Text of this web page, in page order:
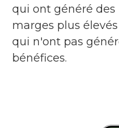
qui ont généré des
marges plus
qui n'ont pas
bénéfices.